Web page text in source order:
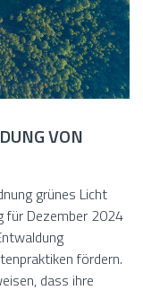
VON
grünes Licht
für Dezember 2024
fördern.
dass ihre